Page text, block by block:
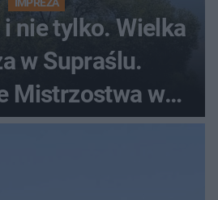
i nie tylko. Wielka
w Supraślu.
Mistrzostwa w
Babki i Kiszki